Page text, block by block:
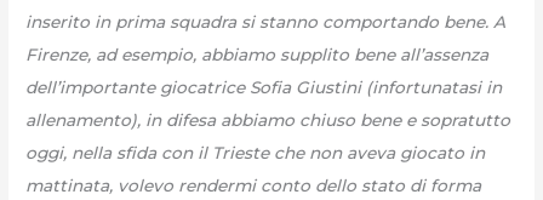
inserito in prima squadra si stanno comportando bene. A
Firenze, ad esempio, abbiamo supplito bene all’assenza
dell’importante giocatrice Sofia Giustini (infortunatasi in
allenamento), in difesa abbiamo chiuso bene e sopratutto
oggi, nella sfida con il Trieste che non aveva giocato in
mattinata, volevo rendermi conto dello stato di forma